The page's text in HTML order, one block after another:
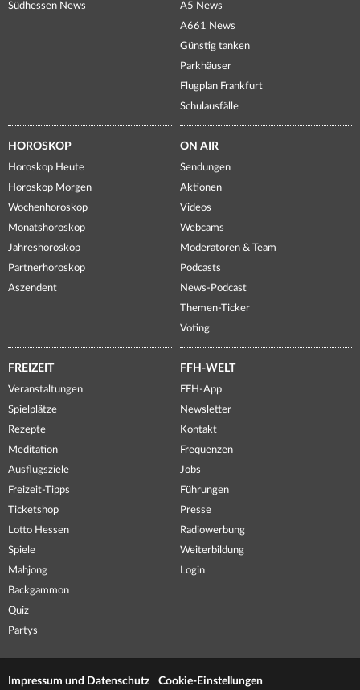
Südhessen News
A5 News
A661 News
Günstig tanken
Parkhäuser
Flugplan Frankfurt
Schulausfälle
HOROSKOP
Horoskop Heute
Horoskop Morgen
Wochenhoroskop
Monatshoroskop
Jahreshoroskop
Partnerhoroskop
Aszendent
ON AIR
Sendungen
Aktionen
Videos
Webcams
Moderatoren & Team
Podcasts
News-Podcast
Themen-Ticker
Voting
FREIZEIT
Veranstaltungen
Spielplätze
Rezepte
Meditation
Ausflugsziele
Freizeit-Tipps
Ticketshop
Lotto Hessen
Spiele
Mahjong
Backgammon
Quiz
Partys
FFH-WELT
FFH-App
Newsletter
Kontakt
Frequenzen
Jobs
Führungen
Presse
Radiowerbung
Weiterbildung
Login
Impressum und Datenschutz Cookie-Einstellungen